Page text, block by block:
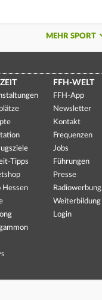
MEHR SPORT
Tipps
Hessen
FFH-WELT
FFH-App
Newsletter
Kontakt
Frequenzen
Jobs
Führungen
Presse
Radiowerbung
Weiterbildung
Login